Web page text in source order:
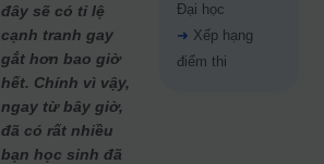
đây sẽ có tỉ lệ
cạnh tranh gay
gắt hơn bao giờ
hết. Chính vì vậy,
ngay từ bây giờ,
đã có rất nhiều
bạn học sinh đã
Đại học
➜ Xếp hạng
điểm thi